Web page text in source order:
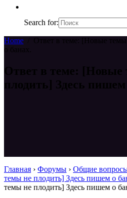
Search for:
Home
Ответ в теме: [Новые
о банах.
Ответ в теме: [Новые
плодить] Здесь пишем
Главная › Форумы › Общие
темы не плодить] Здесь пишем о
темы не плодить] Здесь пишем о